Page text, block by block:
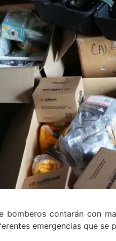
bomberos contarán con
emergencias que se